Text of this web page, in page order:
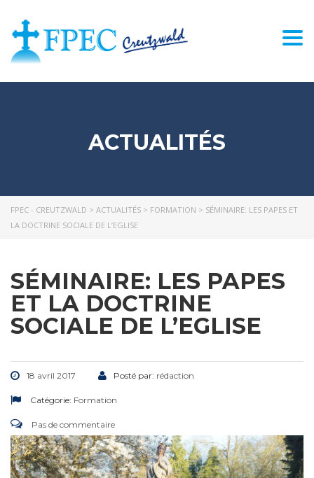
ACTUALITÉS
FPEC - CREUTZWALD > ACTUALITÉS > FORMATION > SÉMINAIRE: LES PAPES ET
LA DOCTRINE SOCIALE DE L’EGLISE
SÉMINAIRE: LES PAPES
ET LA DOCTRINE
SOCIALE DE L’EGLISE
18 avril 2017 Posté par: rédaction
Catégorie: Formation
Pas de commentaire